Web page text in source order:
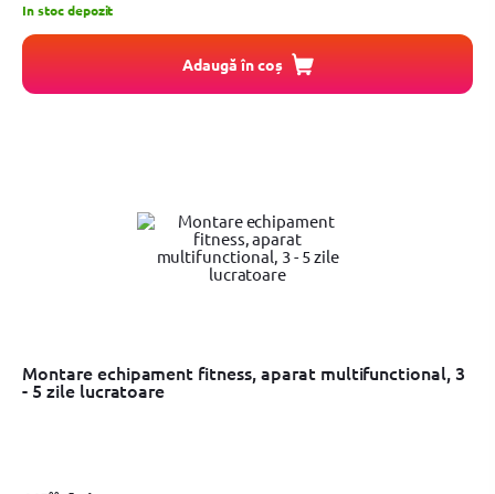
In stoc depozit
Adaugă în coș
Montare echipament fitness, aparat multifunctional, 3
- 5 zile lucratoare